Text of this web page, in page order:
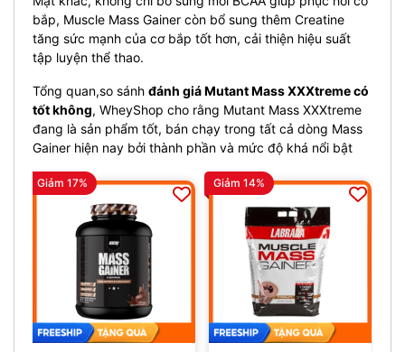
bắp, Muscle Mass Gainer còn bổ sung thêm Creatine
tăng sức mạnh của cơ bắp tốt hơn, cải thiện hiệu suất
tập luyện thể thao.
Tổng quan,so sánh đánh giá Mutant Mass XXXtreme có
tốt không, WheyShop cho rằng Mutant Mass XXXtreme
đang là sản phẩm tốt, bán chạy trong tất cả dòng Mass
Gainer hiện nay bởi thành phần và mức độ khá nổi bật
Giảm 17% Giảm 14%